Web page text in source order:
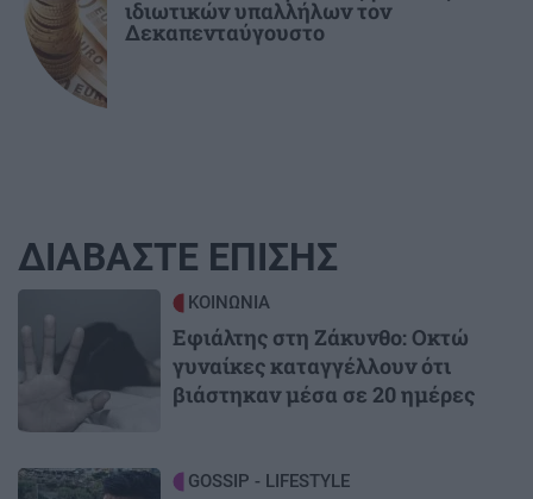
ιδιωτικών υπαλλήλων τον
Δεκαπενταύγουστο
ΔΙΑΒΑΣΤΕ ΕΠΙΣΗΣ
ΚΟΙΝΩΝΙΑ
Εφιάλτης στη Ζάκυνθο: Οκτώ
γυναίκες καταγγέλλουν ότι
βιάστηκαν μέσα σε 20 ημέρες
Image GOSSIP - LIFESTYLE